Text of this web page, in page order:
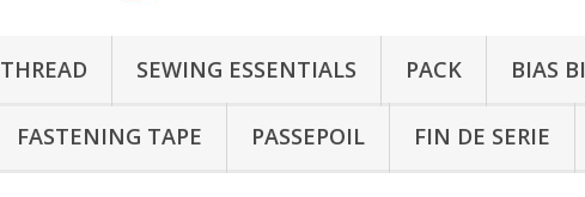
THREAD SEWING ESSENTIALS PACK BIAS
FASTENING TAPE PASSEPOIL FIN DE SERIE